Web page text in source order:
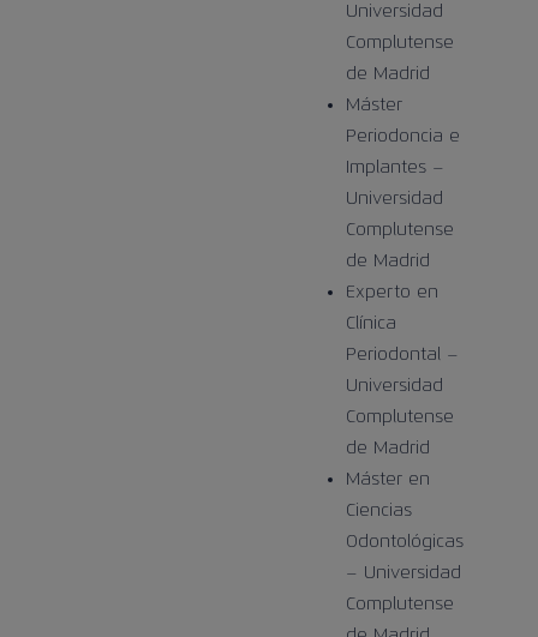
Universidad
Complutense
de Madrid
Máster
Periodoncia e
Implantes –
Universidad
Complutense
de Madrid
Experto en
Clínica
Periodontal –
Universidad
Complutense
de Madrid
Máster en
Ciencias
Odontológicas
– Universidad
Complutense